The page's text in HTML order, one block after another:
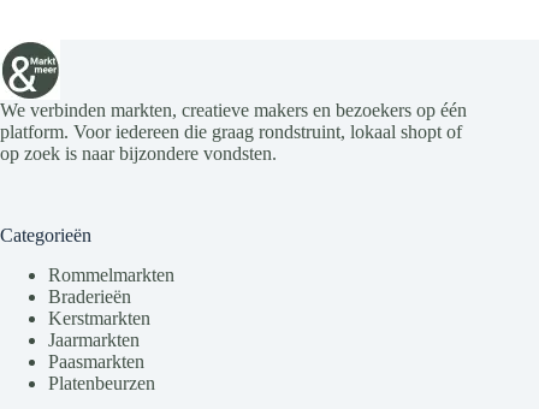
We verbinden markten, creatieve makers en bezoekers op één
platform. Voor iedereen die graag rondstruint, lokaal shopt of
op zoek is naar bijzondere vondsten.
Categorieën
Rommelmarkten
Braderieën
Kerstmarkten
Jaarmarkten
Paasmarkten
Platenbeurzen